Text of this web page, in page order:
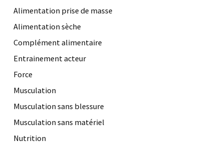
Alimentation prise de masse
Alimentation sèche
Complément alimentaire
Entrainement acteur
Force
Musculation
Musculation sans blessure
Musculation sans matériel
Nutrition